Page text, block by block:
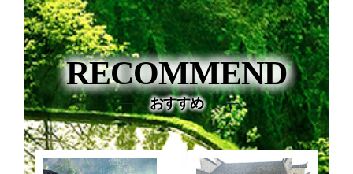
RECOMMEND
おすすめ